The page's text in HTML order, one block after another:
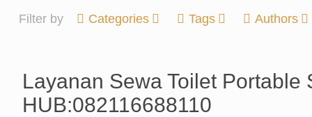
Filter by Categories Tags Authors
Layanan Sewa Toilet Portable
HUB:082116688110